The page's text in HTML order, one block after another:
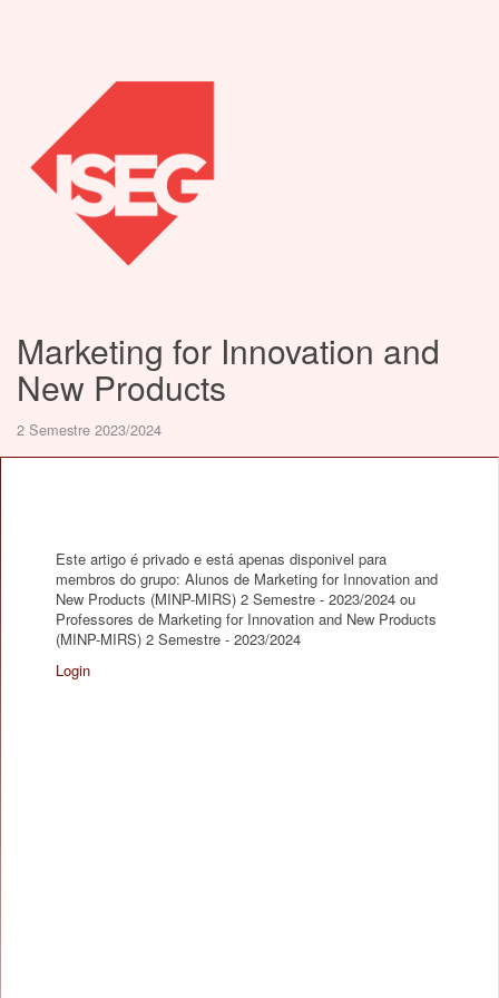
Marketing for Innovation and
New Products
2 Semestre 2023/2024
Este artigo é privado e está apenas disponivel para
membros do grupo: Alunos de Marketing for Innovation and
New Products (MINP-MIRS) 2 Semestre - 2023/2024 ou
Professores de Marketing for Innovation and New Products
(MINP-MIRS) 2 Semestre - 2023/2024
Login